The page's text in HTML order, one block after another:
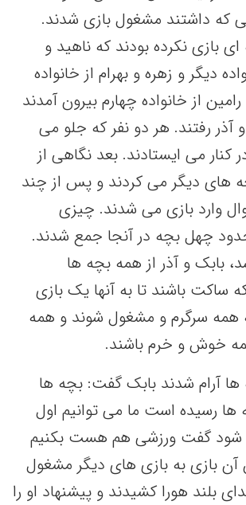
که داشتند مشغول بازی شدند.
بازی نکرده بودند که ناهید و
دیگر و زهره و بهرام از خانواده
از خانواده چهارم بیرون آمدند
آذر رفتند. هر دو نفر که جلو می
کنار می ایستادند. بعد نگاهی از
های دیگر می کردند و پس از چند
وارد بازی می شدند. چیزی
چهل بچه در آنجا جمع شدند.
بابک و آذر از همه بچه ها
ساکت باشند تا به آنها یک بازی
همه سرگرم و مشغول شوند و همه
خوش و خرم باشند.
آرام شدند بابک گفت: بچه ها
رسیده است ما می توانیم اول
شود گفت ورزشی هم هست بکنیم
آن بازی به بازی های دیگر مشغول
بلند هورا کشیدند و پیشنهاد او را